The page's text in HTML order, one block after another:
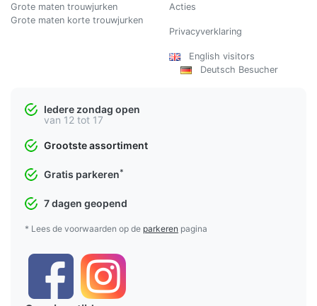
Grote maten trouwjurken
Grote maten korte trouwjurken
Acties
Privacyverklaring
English visitors
Deutsch Besucher
Iedere zondag open
van 12 tot 17
Grootste assortiment
Gratis parkeren*
7 dagen geopend
* Lees de voorwaarden op de parkeren pagina